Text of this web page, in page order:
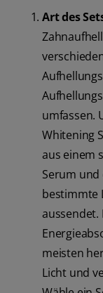
Art des
umfassen.
Whitening
aus einem
Serum und
bestimmte
aussendet.
meisten
Licht und